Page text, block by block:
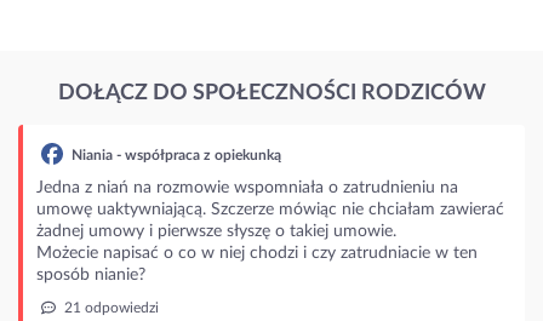
DOŁĄCZ DO SPOŁECZNOŚCI RODZICÓW
- współpraca z opiekunką
na rozmowie wspomniała o zatrudnieniu na
Szczerze mówiąc nie chciałam zawierać
i pierwsze słyszę o takiej umowie.
napisać o co w niej chodzi i czy zatrudniacie w ten